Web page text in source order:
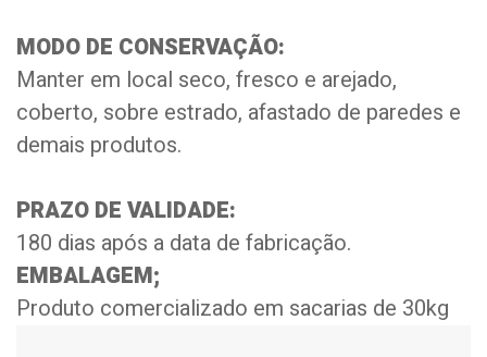
MODO DE CONSERVAÇÃO:
Manter em local seco, fresco e arejado,
coberto, sobre estrado, afastado de paredes e
demais produtos.
PRAZO DE VALIDADE:
180 dias após a data de fabricação.
EMBALAGEM;
Produto comercializado em sacarias de 30kg